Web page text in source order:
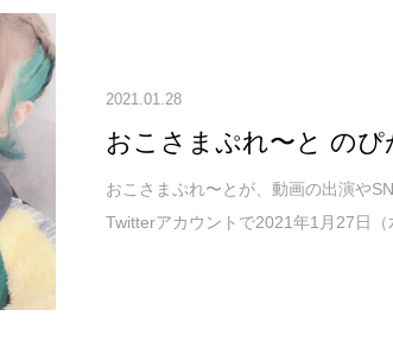
2021.01.28
おこさまぷれ〜と の
おこさまぷれ〜とが、動画の出演や
Twitterアカウントで2021年1月27日（